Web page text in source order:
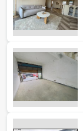
不拘
1樓
3樓
5~10樓
4樓
格局
不拘